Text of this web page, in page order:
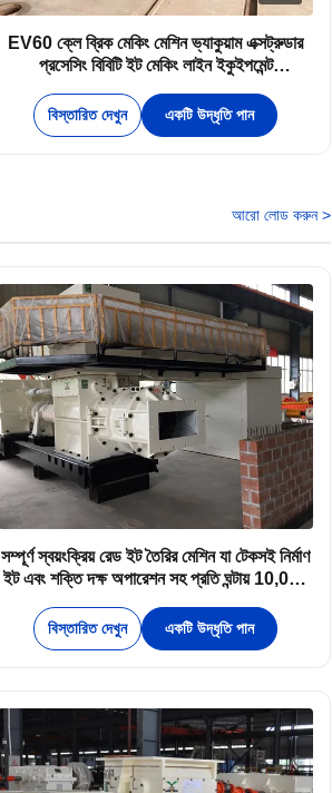
EV60 ক্লে ব্রিক মেকিং মেশিন ভ্যাকুয়াম এক্সট্রুডার
প্রসেসিং বিবিটি ইট মেকিং লাইন ইকুইপমেন্ট
বিস্তারিত দেখুন একটি উদ্ধৃতি পান
আরো লোড করুন >
সম্পূর্ণ স্বয়ংক্রিয় রেড ইট তৈরির মেশিন যা টেকসই নির্মাণ
ইট এবং শক্তি দক্ষ অপারেশন সহ প্রতি ঘন্টায় 10,000
বিস্তারিত দেখুন একটি উদ্ধৃতি পান